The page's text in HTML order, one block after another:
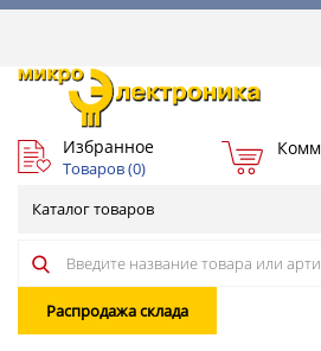
Избранное
Товаров (0)
Каталог товаров
Распродажа склада